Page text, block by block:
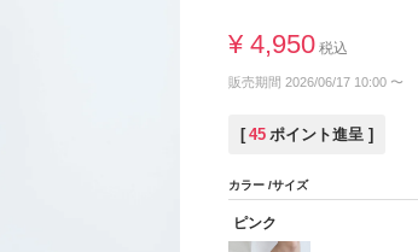
¥ 4,950 税込
販売期間 2026/06/17 10:00 〜
[ 45 ポイント進呈 ]
カラー サイズ
ピンク